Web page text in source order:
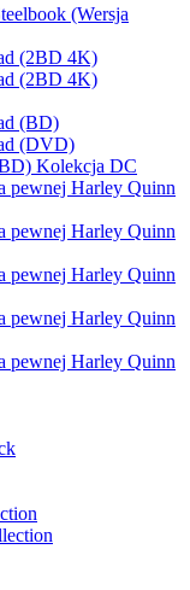
(Wersja
(2BD 4K)
(2BD 4K)
(BD)
(DVD)
Kolekcja DC
pewnej Harley Quinn
pewnej Harley Quinn
pewnej Harley Quinn
pewnej Harley Quinn
pewnej Harley Quinn